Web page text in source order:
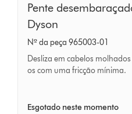
Pente
desembaraçador
projetado
pela
Dyson
Pente
Dyson
Nº da peça 965003-01
Desliza em cabelos
os com uma fricção mínima.
Esgotado neste momento